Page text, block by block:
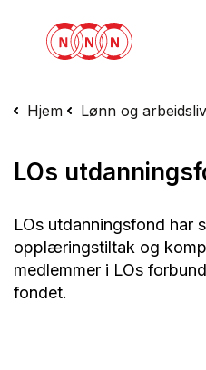
Hjem Lønn og arbeidsliv
LOs
LOs utdanningsfond har
opplæringstiltak og
medlemmer i LOs
fondet.